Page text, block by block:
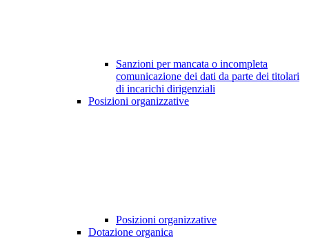
Sanzioni per mancata o incompleta
comunicazione dei dati da parte dei titolari
di incarichi dirigenziali
Posizioni organizzative
Posizioni organizzative
Dotazione organica